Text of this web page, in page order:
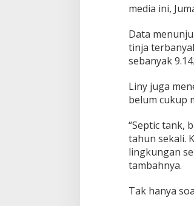
g
d
:
I
t
e
b
b
n
a
I
L
media ini,
Data
tinja
sebanyak
Liny juga
belum cukup
“Septic tank,
tahun sekali.
lingkungan
tambahnya.
Tak hanya